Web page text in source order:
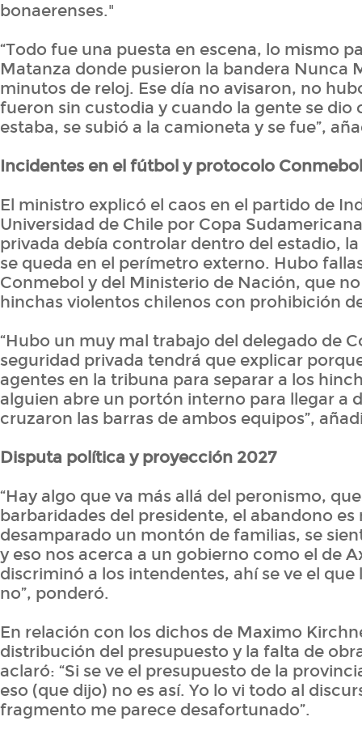
bonaerenses."
“Todo fue una puesta en escena, lo mismo
Matanza donde pusieron la bandera Nunca
minutos de reloj. Ese día no avisaron, no
fueron sin custodia y cuando la gente se dio
estaba, se subió a la camioneta y se fue”,
Incidentes en el fútbol y protocolo Conmebol
El ministro explicó el caos en el partido de
Universidad de Chile por Copa
privada debía controlar dentro del estadio,
se queda en el perímetro externo. Hubo
Conmebol y del Ministerio de Nación, que
hinchas violentos chilenos con prohibición
“Hubo un muy mal trabajo del delegado de
seguridad privada tendrá que explicar
agentes en la tribuna para separar a los
alguien abre un portón interno para llegar a
cruzaron las barras de ambos equipos”,
Disputa política y proyección 2027
“Hay algo que va más allá del peronismo,
barbaridades del presidente, el abandono es
desamparado un montón de familias, se
y eso nos acerca a un gobierno como el de
discriminó a los intendentes, ahí se ve el que
no”, ponderó.
En relación con los dichos de Maximo
distribución del presupuesto y la falta de
aclaró: “Si se ve el presupuesto de la
eso (que dijo) no es así. Yo lo vi todo al
fragmento me parece desafortunado”.